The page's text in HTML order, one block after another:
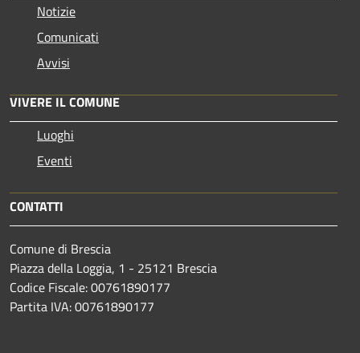
Notizie
Comunicati
Avvisi
VIVERE IL COMUNE
Luoghi
Eventi
CONTATTI
Comune di Brescia
Piazza della Loggia, 1 - 25121 Brescia
Codice Fiscale: 00761890177
Partita IVA: 00761890177